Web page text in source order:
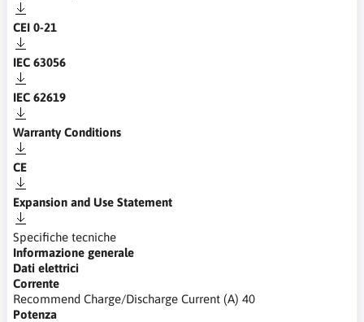
CEI 0-21
IEC 63056
IEC 62619
Warranty Conditions
CE
Expansion and Use Statement
Specifiche tecniche
Informazione generale
Dati elettrici
Corrente
Recommend Charge/Discharge Current (A) 40
Potenza